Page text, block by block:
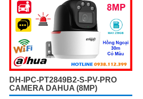
DH-IPC-PT2849B2-S-PV-PRO
CAMERA DAHUA (8MP)